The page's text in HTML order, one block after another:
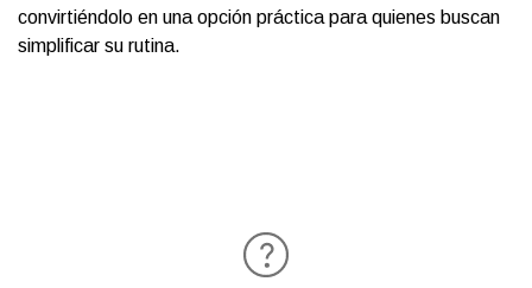
convirtiéndolo en una opción práctica para quienes buscan
simplificar su rutina.